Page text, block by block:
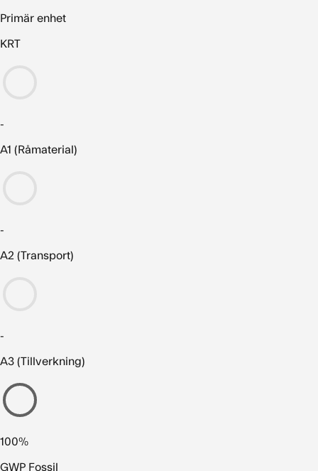
Primär enhet
KRT
-
A1 (Råmaterial)
-
A2 (Transport)
-
A3 (Tillverkning)
100%
GWP Fossil